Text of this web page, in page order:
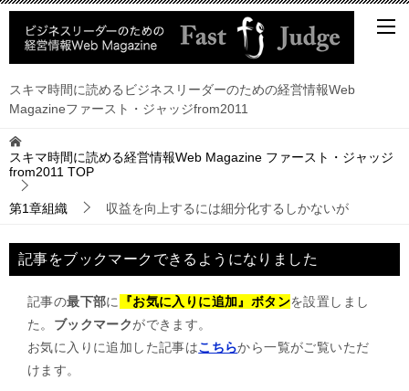
スキマ時間に読めるビジネスリーダーのための経営情報Web
Magazineファースト・ジャッジfrom2011
スキマ時間に読める経営情報Web Magazine ファースト・ジャッジ
from2011 TOP
第1章組織 収益を向上するには細分化するしかないが
記事をブックマークできるようになりました
記事の最下部に 『お気に入りに追加』ボタンを設置しまし
た。 ブックマークができます。
お気に入りに追加した記事はこちらから一覧がご覧いただ
けます。